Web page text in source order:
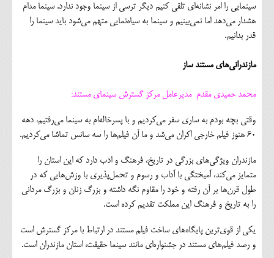
سینمایی را امر نشانه‌ای تلقی کنیم دیگر ترسی از سینما وجود ندارد. سینما مدام
هشدار می‌دهد اما‌ نمی‌بینیم و سینما به سیاه‌نمایی متهم می‌شود باید سینما را
قدر بدانیم.
مازندرانی‌های مستند ساز
محمد حمیدی مقدم مدیرعامل مرکز گسترش سینمای مستند:
وقتی بچه بودم به ساری سفر می‌کردیم و با پسرخاله‌ام به سینما می‌رفتیم، دهه
60 هنوز فیلم خارجی اکران می‌شد و ما آن فیلم‌ها را سه سانس تماشا می‌کردیم.
مازندران ویژگی‌های بزرگی در تاریخ، فرهنگ و ادب دارد که این استان را
متمایز می‌کند، ‌آمیختگی با آداب و رسوم و تحمل‌پذیری با وزش‌هایی که در
طول قرن‌ها بر آن رفته و خود را مقاوم نگه داشته و بزرگ زنان و بزرگ مردانی
را به تاریخ و فرهنگ این مملکت تقدیم کرده است.
یکی از قوی‌ترین پایگاه‌های ساخت فیلم مستند در ارتباط با مرکز گسترش است
و رصد فیلم‌های مستند در جشنواره‌ای مانند سینما حقیقت، استان مازندران است.